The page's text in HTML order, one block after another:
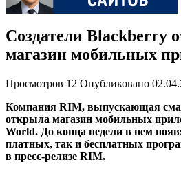
Создатели Blackberry
магазин мобильных
Просмотров 12 Опубликовано
Компания RIM, выпускающая
открыла магазин мобильных
World. До конца недели в нем
платных, так и бесплатных
в пресс-релизе RIM.